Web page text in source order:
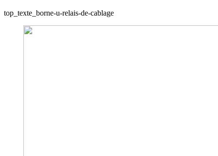
top_texte_borne-u-relais-de-cablage